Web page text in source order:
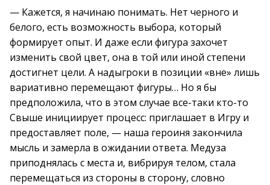
— Кажется, я начинаю понимать. Нет черного и
белого, есть возможность выбора, который
формирует опыт. И даже если фигура захочет
изменить свой цвет, она в той или иной степени
достигнет цели. А надыгроки в позиции «вне» лишь
вариативно перемещают фигуры… Но я бы
предположила, что в этом случае все-таки кто-то
Свыше инициирует процесс: приглашает в Игру и
предоставляет поле, — наша героиня закончила
мысль и замерла в ожидании ответа. Медуза
приподнялась с места и, вибрируя телом, стала
перемещаться из стороны в сторону, словно